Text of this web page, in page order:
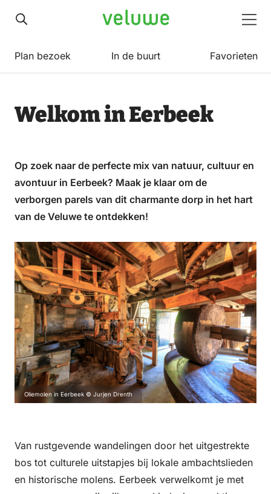
Veluwe
Plan bezoek In de buurt Favorieten
Welkom in Eerbeek
Op zoek naar de perfecte mix van natuur, cultuur en
avontuur in Eerbeek? Maak je klaar om de
verborgen parels van dit charmante dorp in het hart
van de Veluwe te ontdekken!
Oliemolen in Eerbeek © Jurjen Drenth
Van rustgevende wandelingen door het uitgestrekte
bos tot culturele uitstapjes bij lokale ambachtslieden
en historische molens. Eerbeek verwelkomt je met